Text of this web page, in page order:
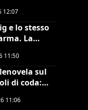
12:07
e lo stesso
La
11:50
sul
di coda:
11:06